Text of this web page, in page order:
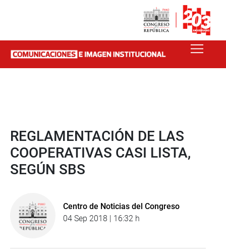
REGLAMENTACIÓN DE LAS
COOPERATIVAS CASI LISTA,
SEGÚN SBS
Centro de Noticias del Congreso
04 Sep 2018 | 16:32 h